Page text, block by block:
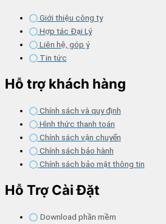
Giới thiệu công ty
Hợp tác Đại Lý
Liên hệ, góp ý
Tin tức
Hỗ trợ khách hàng
Chính sách và quy định
Hình thức thanh toán
Chính sách vận chuyển
Chính sách bảo hành
Chính sách bảo mật thông tin
Hỗ Trợ Cài Đặt
Download phần mềm